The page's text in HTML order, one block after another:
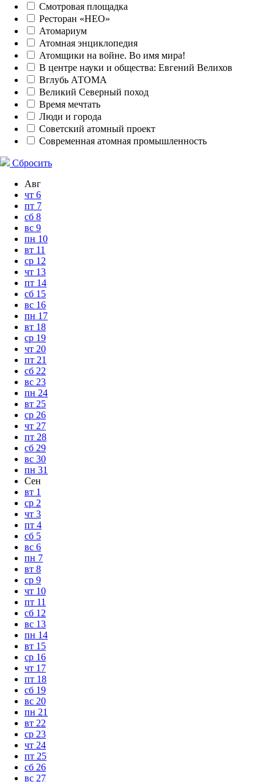
Смотровая площадка
Ресторан «НЕО»
Атомариум
Атомная энциклопедия
Атомщики на войне. Во имя мира!
В центре науки и общества: Евгений Велихов
Вглубь АТОМА
Великий Северный поход
Время мечтать
Люди и города
Советский атомный проект
Современная атомная промышленность
Сбросить
Авг
чт 6
пт 7
сб 8
вс 9
пн 10
вт 11
ср 12
чт 13
пт 14
сб 15
вс 16
пн 17
вт 18
ср 19
чт 20
пт 21
сб 22
вс 23
пн 24
вт 25
ср 26
чт 27
пт 28
сб 29
вс 30
пн 31
Сен
вт 1
ср 2
чт 3
пт 4
сб 5
вс 6
пн 7
вт 8
ср 9
чт 10
пт 11
сб 12
вс 13
пн 14
вт 15
ср 16
чт 17
пт 18
сб 19
вс 20
пн 21
вт 22
ср 23
чт 24
пт 25
сб 26
вс 27